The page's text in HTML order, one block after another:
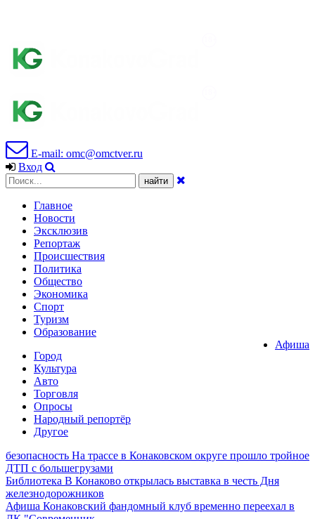
E-mail: omc@omctver.ru
Вход
Главное
Новости
Эксклюзив
Репортаж
Происшествия
Политика
Общество
Экономика
Спорт
Туризм
Образование
Афиша
Город
Культура
Авто
Торговля
Опросы
Народный репортёр
Другое
безопасность На трассе в Конаковском округе прошло тройное
ДТП с большегрузами
Библиотека В Конаково открылась выставка в честь Дня
железнодорожников
Афиша Конаковский фандомный клуб временно переехал в